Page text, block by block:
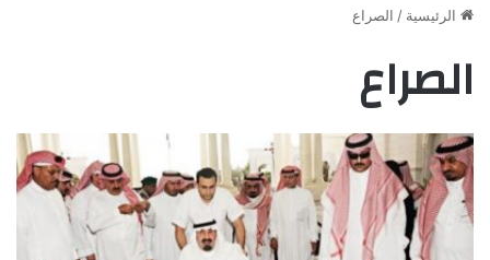
الرئيسية / الصراع
الصراع